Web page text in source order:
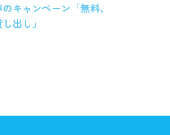
キャンペーン「無料、
出し」